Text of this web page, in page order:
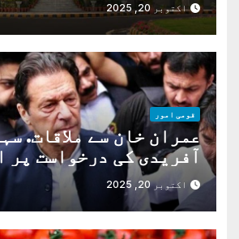
اکتوبر 20, 2025
قومی امور
عمران خان سے ملاقات.
آفریدی کی درخواست پر
دوراکتوبر 20, 2025